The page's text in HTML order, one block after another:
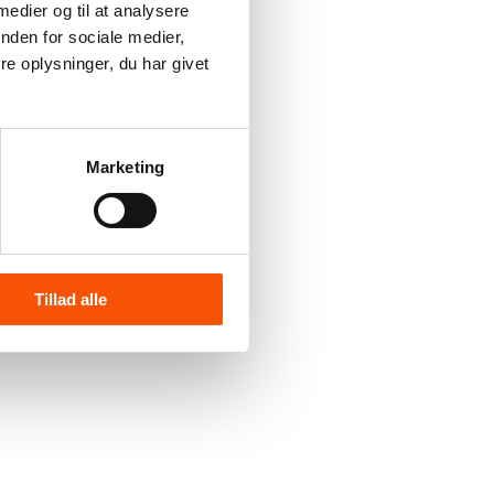
og til at analysere
for sociale medier,
oplysninger, du har givet
Marketing
Tillad alle